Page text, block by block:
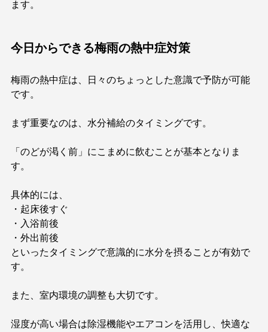
ます。
今日からできる梅雨の熱中症対策
梅雨の熱中症は、日々のちょっとした意識で予防が可能
です。
まず重要なのは、水分補給のタイミングです。
「のどが渇く前」にこまめに飲むことが基本となりま
す。
具体的には、
・起床後すぐ
・入浴前後
・外出前後
といったタイミングで意識的に水分を摂ることが有効で
す。
また、室内環境の調整も大切です。
湿度が高い場合は除湿機能やエアコンを活用し、快適な